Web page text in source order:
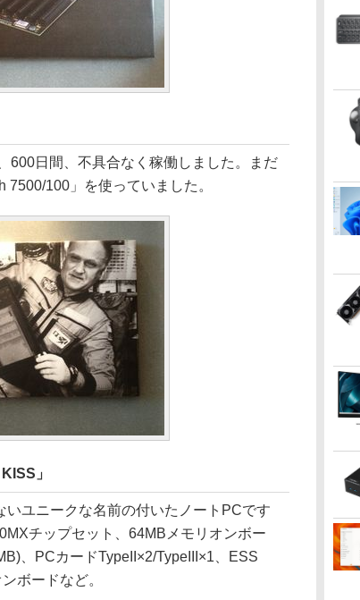
日間、不具合なく稼働しました。まだ
100」を使っていました。
」
ユニークな名前の付いたノートPCです
チップセット、64MBメモリオンボー
、PCカードTypeII×2/TypeIII×1、ESS
ボードなど。